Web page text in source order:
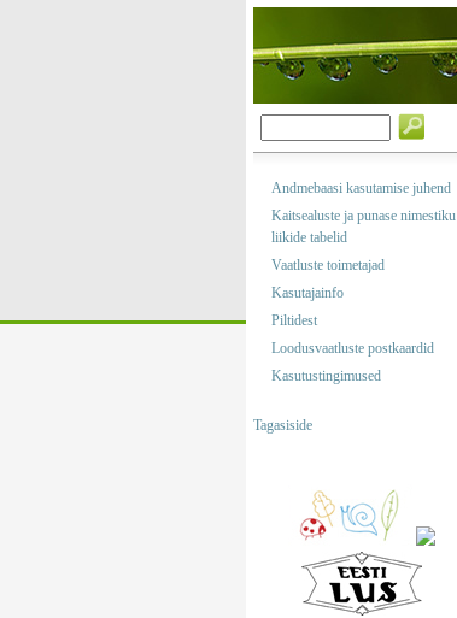
Andmebaasi kasutamise juhend
Kaitsealuste ja punase nimestiku
liikide tabelid
Vaatluste toimetajad
Kasutajainfo
Piltidest
Loodusvaatluste postkaardid
Kasutustingimused
Tagasiside